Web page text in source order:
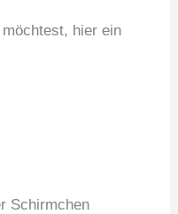
hier ein
Schirmchen